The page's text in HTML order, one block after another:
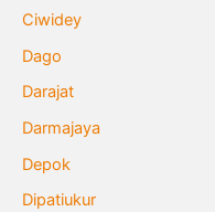
Ciwidey
Dago
Darajat
Darmajaya
Depok
Dipatiukur